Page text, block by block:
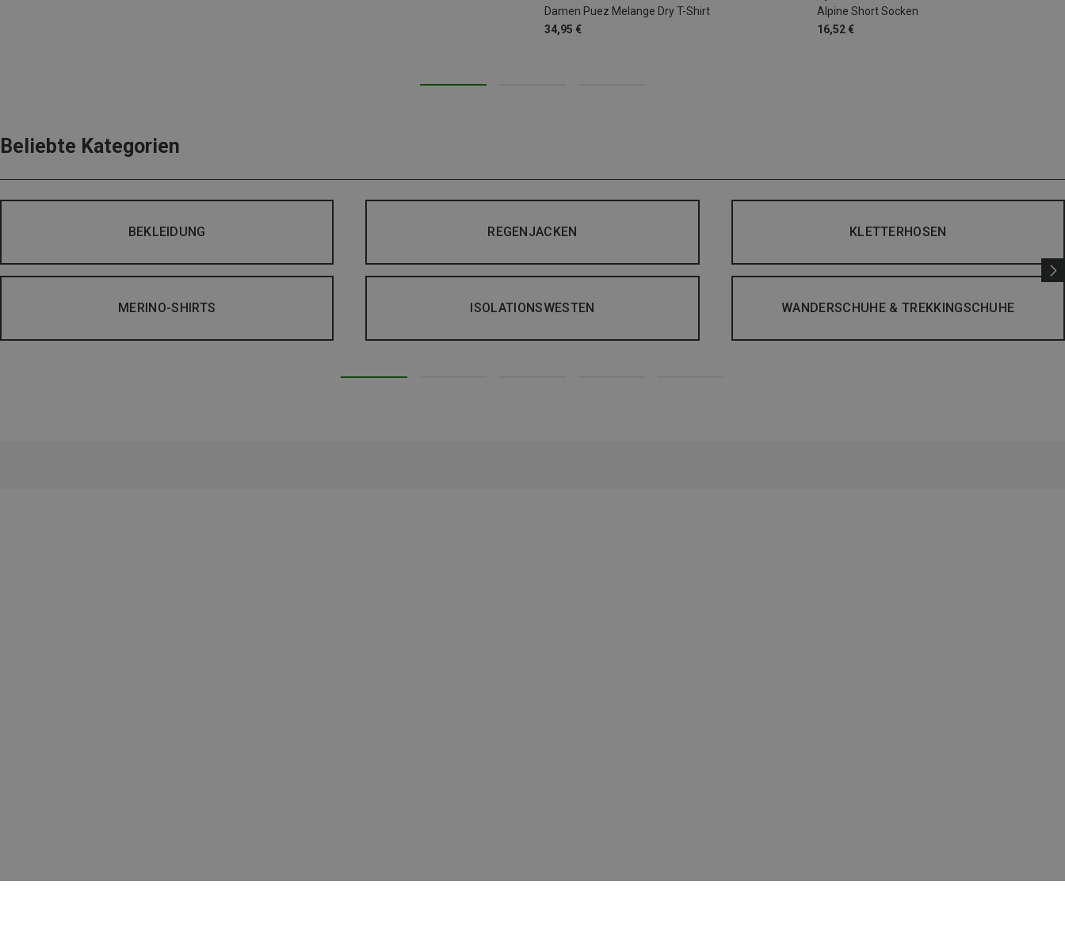
Damen Puez Melange Dry T-Shirt
34,95 €
Alpine Short Socken
16,52 €
Beliebte Kategorien
BEKLEIDUNG REGENJACKEN KLETTERHOSEN
MERINO-SHIRTS ISOLATIONSWESTEN WANDERSCHUHE & TREKKINGSCHUHE